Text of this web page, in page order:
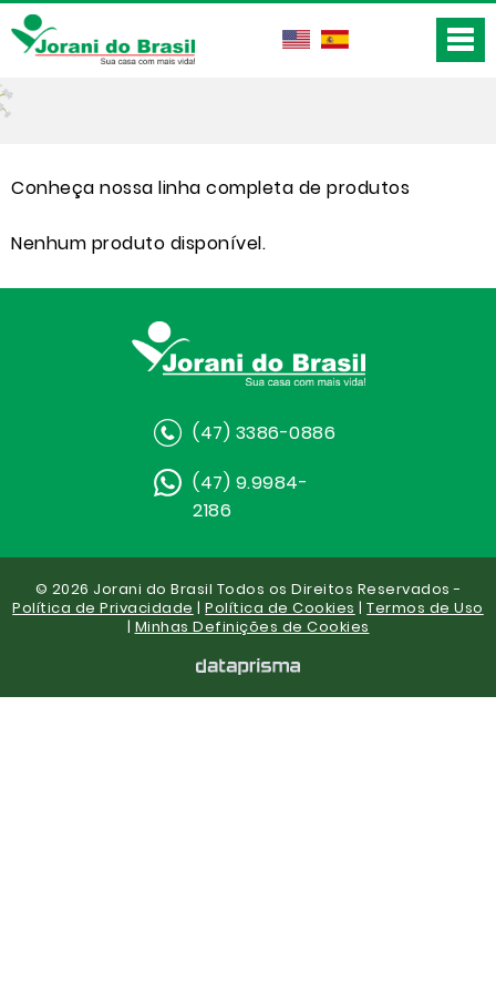
Conheça nossa linha completa de produtos
Nenhum produto disponível.
(47) 3386-0886
(47) 9.9984-
2186
© 2026 Jorani do Brasil Todos os Direitos Reservados -
Política de Privacidade |Política de Cookies |Termos de Uso
| Minhas Definições de Cookies